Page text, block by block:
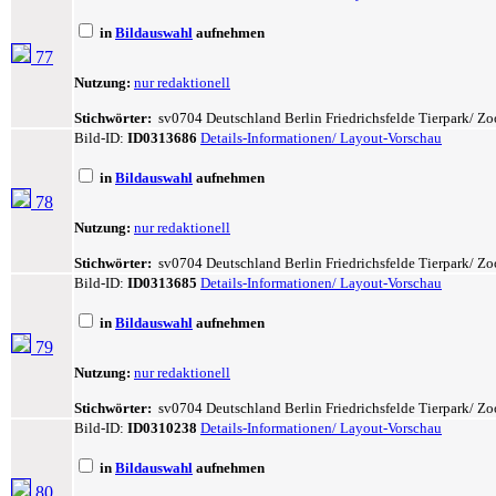
77
in Bildauswahl aufnehmen
Nutzung: nur redaktionell
Stichwörter: sv0704 Deutschland Berlin Friedrichsfelde Tierpark/
78
Bild-ID: ID0313686 Details-Informationen/ Layout-Vorschau
in Bildauswahl aufnehmen
Nutzung: nur redaktionell
Stichwörter: sv0704 Deutschland Berlin Friedrichsfelde Tierpark/
79
Bild-ID: ID0313685 Details-Informationen/ Layout-Vorschau
in Bildauswahl aufnehmen
Nutzung: nur redaktionell
Stichwörter: sv0704 Deutschland Berlin Friedrichsfelde Tierpark/
80
Bild-ID: ID0310238 Details-Informationen/ Layout-Vorschau
in Bildauswahl aufnehmen